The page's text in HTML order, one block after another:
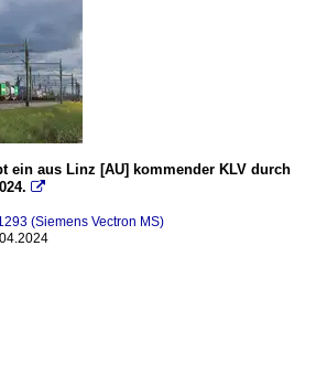
ein aus Linz [AU] kommender KLV durch

(Siemens Vectron MS)